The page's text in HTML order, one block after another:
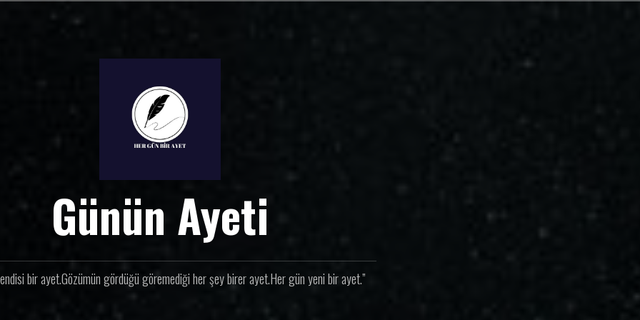
Günün Ayeti
bir ayet.Gözümün gördüğü göremediği her şey birer ayet.Her gün yeni bir ayet.”